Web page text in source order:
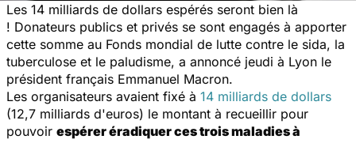
Les 14 milliards de dollars espérés seront bien là
! Donateurs publics et privés se sont engagés à apporter
cette somme au Fonds mondial de lutte contre le sida, la
tuberculose et le paludisme, a annoncé jeudi à Lyon le
président français Emmanuel Macron.
Les organisateurs avaient fixé à 14 milliards de dollars
(12,7 milliards d'euros) le montant à recueillir pour
pouvoir espérer éradiquer ces trois maladies à